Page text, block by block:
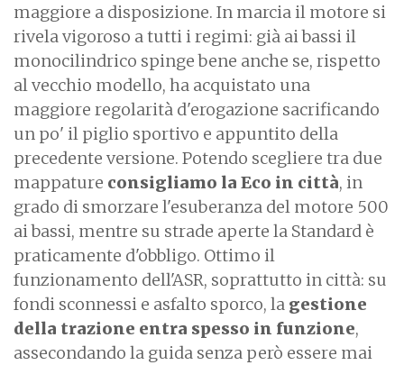
maggiore a disposizione. In marcia il motore si
rivela vigoroso a tutti i regimi: già ai bassi il
monocilindrico spinge bene anche se, rispetto
al vecchio modello, ha acquistato una
maggiore regolarità d'erogazione sacrificando
un po' il piglio sportivo e appuntito della
precedente versione. Potendo scegliere tra due
mappature consigliamo la Eco in città, in
grado di smorzare l'esuberanza del motore 500
ai bassi, mentre su strade aperte la Standard è
praticamente d'obbligo. Ottimo il
funzionamento dell'ASR, soprattutto in città: su
fondi sconnessi e asfalto sporco, la gestione
della trazione entra spesso in funzione,
assecondando la guida senza però essere mai